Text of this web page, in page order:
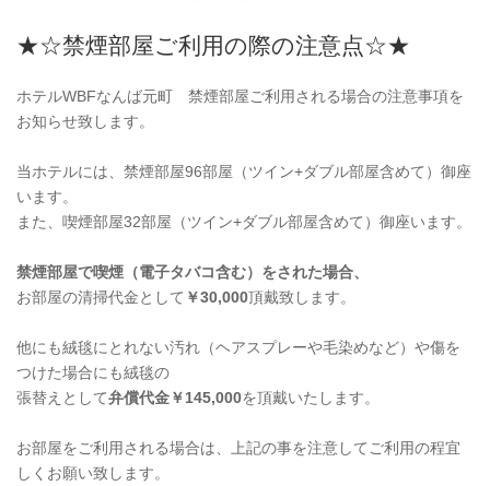
★☆禁煙部屋ご利用の際の注意点☆★
ホテルWBFなんば元町 禁煙部屋ご利用される場合の注意事項を
お知らせ致します。
当ホテルには、禁煙部屋96部屋（ツイン+ダブル部屋含めて）御座
います。
また、喫煙部屋32部屋（ツイン+ダブル部屋含めて）御座います。
禁煙部屋で喫煙（電子タバコ含む）をされた場合、
お部屋の清掃代金として ￥30,000頂戴致します。
他にも絨毯にとれない汚れ（ヘアスプレーや毛染めなど）や傷を
つけた場合にも絨毯の
張替えとして弁償代金￥145,000を頂戴いたします。
お部屋をご利用される場合は、上記の事を注意してご利用の程宜
しくお願い致します。